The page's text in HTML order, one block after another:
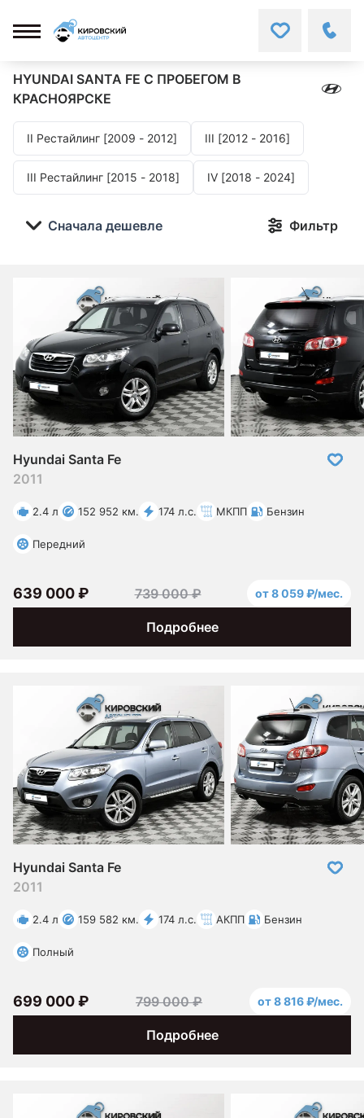
HYUNDAI SANTA FE С ПРОБЕГОМ В
КРАСНОЯРСКЕ
II Рестайлинг [2009 - 2012] III [2012 - 2016]
III Рестайлинг [2015 - 2018] IV [2018 - 2024]
Фильтр
Сначала дешевле
Hyundai Santa Fe
2011
2.4 л 152 952 км. 174 л.с. МКПП Бензин
Передний
Подробнее
639 000 ₽ 739 000 ₽ от 8 059 ₽/мес.
Hyundai Santa Fe
2011
2.4 л 159 582 км. 174 л.с. АКПП Бензин
Полный
Подробнее
699 000 ₽ 799 000 ₽ от 8 816 ₽/мес.